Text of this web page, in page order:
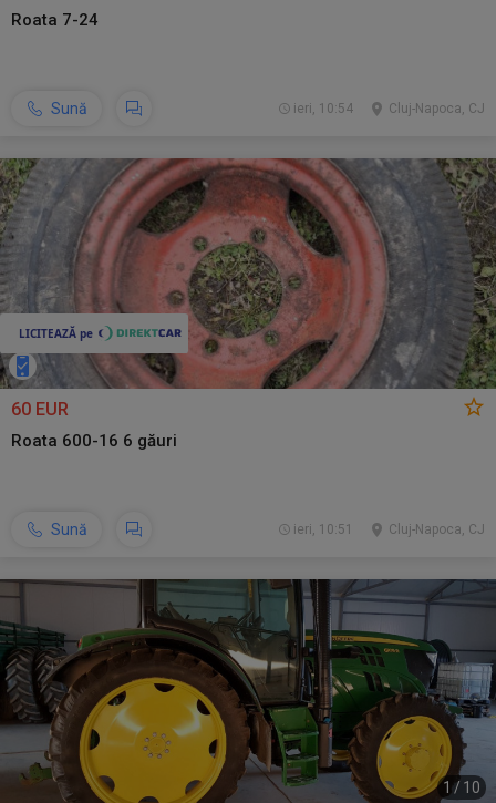
Roata 7-24
Sună Cluj-Napoca, CJ
ieri, 10:54
60 EUR
Roata 600-16 6 găuri
Sună Cluj-Napoca, CJ
ieri, 10:51
1 / 10